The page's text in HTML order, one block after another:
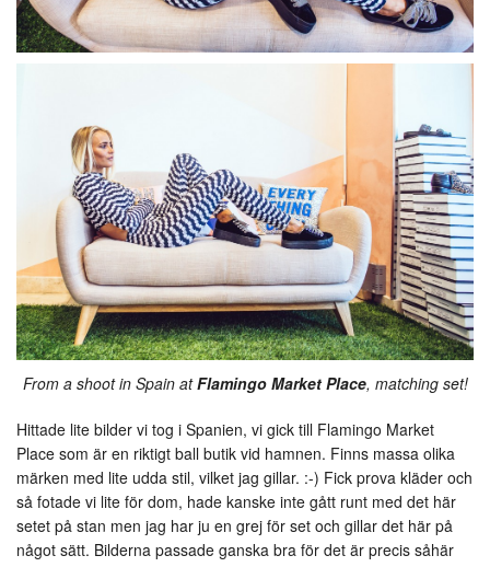
From a shoot in Spain atFlamingo Market Place, matching set!
Hittade lite bilder vi tog i Spanien, vi gick till Flamingo Market
Place som är en riktigt ball butik vid hamnen. Finns massa olika
märken med lite udda stil, vilket jag gillar. :-) Fick prova kläder och
så fotade vi lite för dom, hade kanske inte gått runt med det här
setet på stan men jag har ju en grej för set och gillar det här på
något sätt. Bilderna passade ganska bra för det är precis såhär